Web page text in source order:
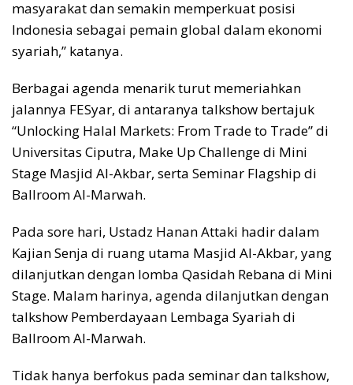
masyarakat dan semakin memperkuat posisi
Indonesia sebagai pemain global dalam ekonomi
syariah,” katanya.
Berbagai agenda menarik turut memeriahkan
jalannya FESyar, di antaranya talkshow bertajuk
“Unlocking Halal Markets: From Trade to Trade” di
Universitas Ciputra, Make Up Challenge di Mini
Stage Masjid Al-Akbar, serta Seminar Flagship di
Ballroom Al-Marwah.
Pada sore hari, Ustadz Hanan Attaki hadir dalam
Kajian Senja di ruang utama Masjid Al-Akbar, yang
dilanjutkan dengan lomba Qasidah Rebana di Mini
Stage. Malam harinya, agenda dilanjutkan dengan
talkshow Pemberdayaan Lembaga Syariah di
Ballroom Al-Marwah.
Tidak hanya berfokus pada seminar dan talkshow,